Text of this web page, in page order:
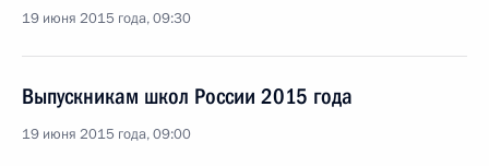
19 июня 2015 года, 09:30
Выпускникам школ России 2015 года
19 июня 2015 года, 09:00